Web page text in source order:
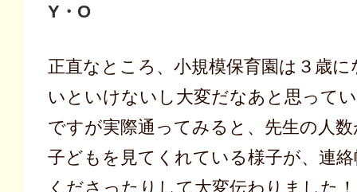
Y・O
正直なところ、小規模保育園は３歳
いといけないし大変だなあと思って
ですが実際通ってみると、先生の人
子どもを見てくれている様子が、連
くださったりして大変伝わりました！